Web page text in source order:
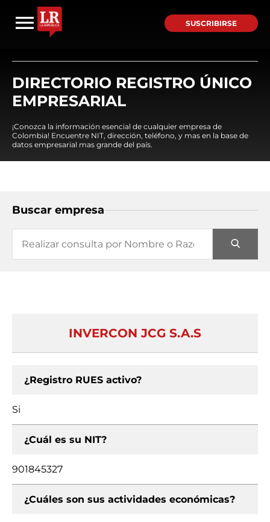
SUSCRIBIRSE
DIRECTORIO REGISTRO ÚNICO
EMPRESARIAL
¡Conozca la información esencial de cualquier empresa de
Colombia! Encuentre NIT, dirección, teléfono, y mas en la base de
datos empresarial mas grande del país.
Buscar empresa
INVERCON JCG S.A.S
¿Registro RUES activo?
Si
¿Cuál es su NIT?
901845327
¿Cuáles son sus actividades económicas?